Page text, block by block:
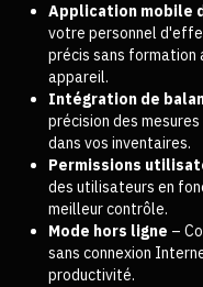
Application mobile
votre personnel
précis sans formation
appareil.
Intégration de
précision des
dans vos inventaires.
Permissions
des utilisateurs en
meilleur contrôle.
Mode hors ligne –
sans connexion
productivité.